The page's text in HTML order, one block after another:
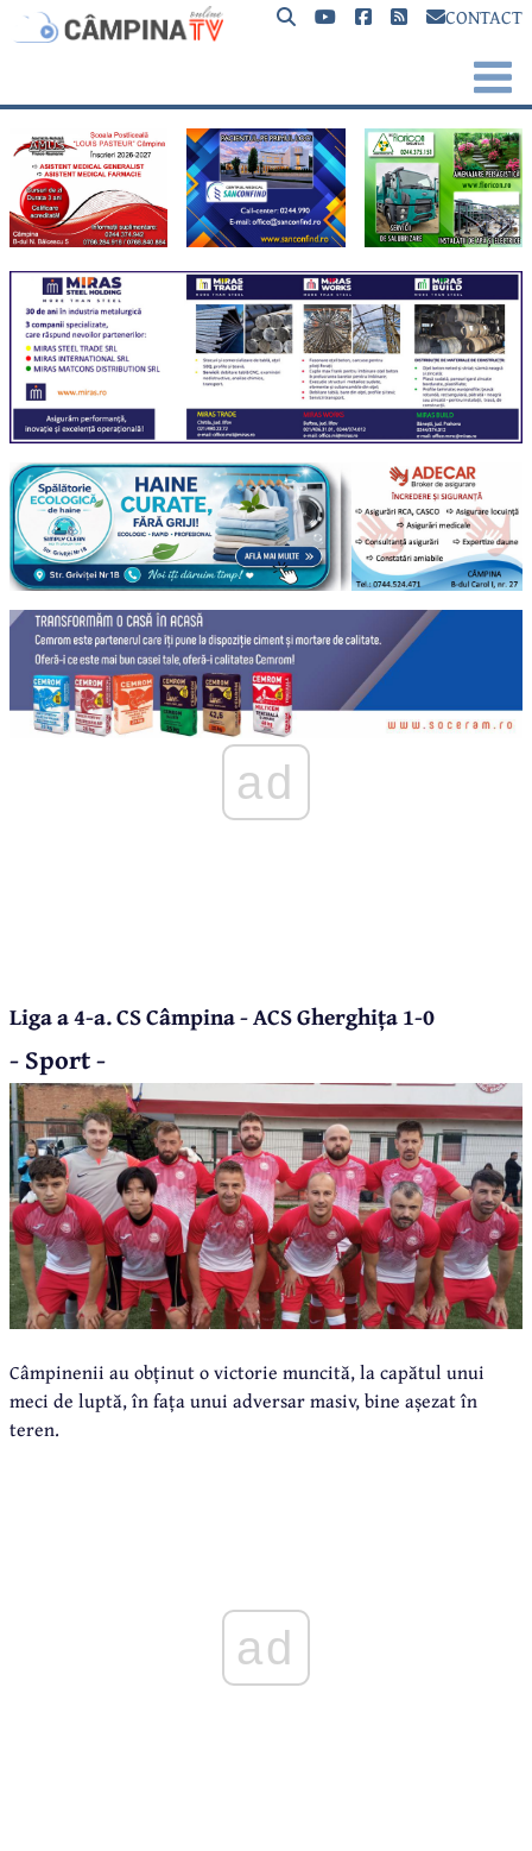
CONTACT
ad
Liga a 4-a. CS Câmpina - ACS Gherghița 1-0
- Sport -
Câmpinenii au obținut o victorie muncită, la capătul unui
meci de luptă, în fața unui adversar masiv, bine așezat în
teren.
ad